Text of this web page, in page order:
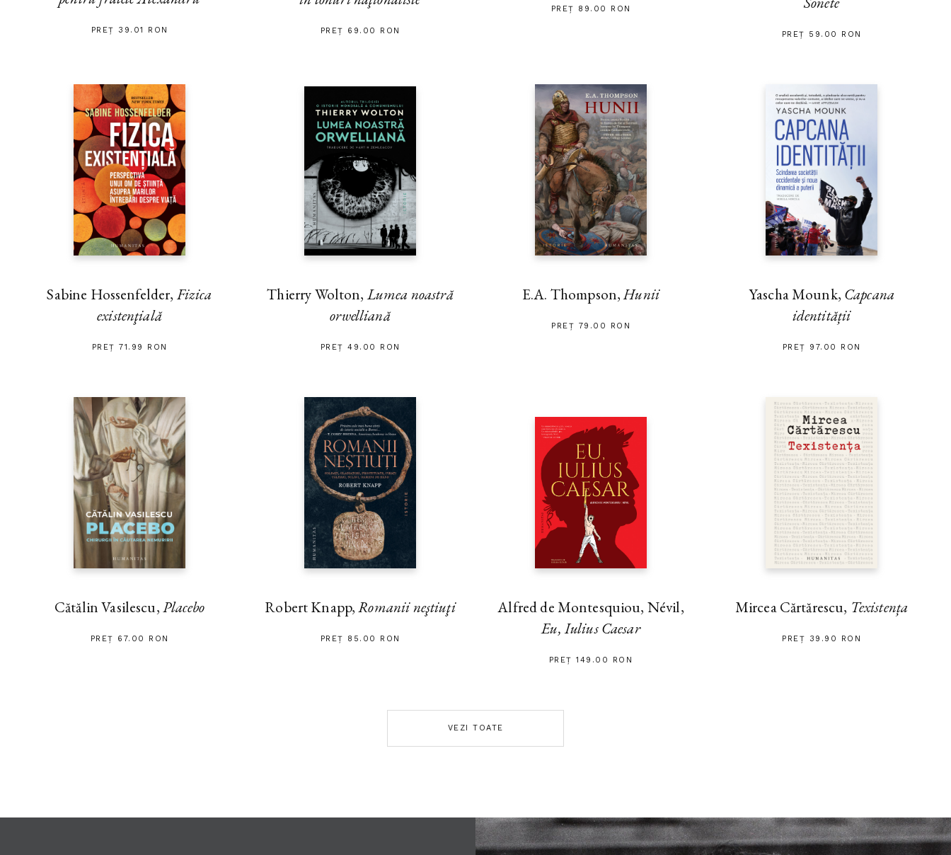
PREȚ 39.01 RON PREȚ 69.00 RON
PREȚ 89.00 RON
PREȚ 59.00 RON
Sabine Hossenfelder, Fizica
existenţială
PREȚ 71.99 RON
Thierry Wolton,Lumea noastră
orwelliană
PREȚ 49.00 RON
E.A. Thompson,Hunii
PREȚ 79.00 RON
Yascha Mounk, Capcana
identității
PREȚ 97.00 RON
Cătălin Vasilescu,Placebo
PREȚ 67.00 RON
Robert Knapp,Romanii neştiuţi
PREȚ 85.00 RON
Alfred de Montesquiou, Névil,
Eu, Iulius Caesar
PREȚ 149.00 RON
Mircea Cărtărescu, Texistența
PREȚ 39.90 RON
VEZI TOATE